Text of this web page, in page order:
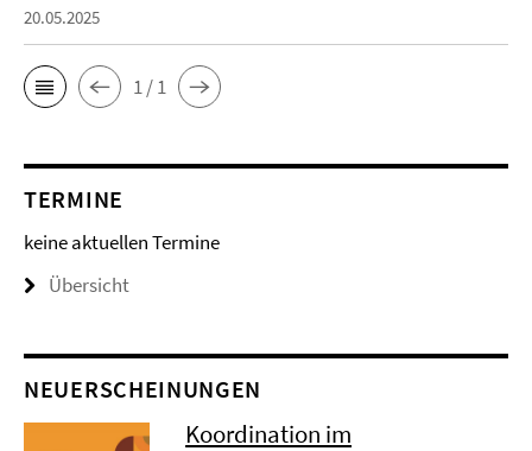
20.05.2025
1 / 1
TERMINE
keine aktuellen Termine
Übersicht
NEUERSCHEINUNGEN
Koordination im